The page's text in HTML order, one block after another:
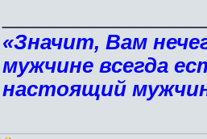
«Значит, Вам
мужчине всегда
настоящий